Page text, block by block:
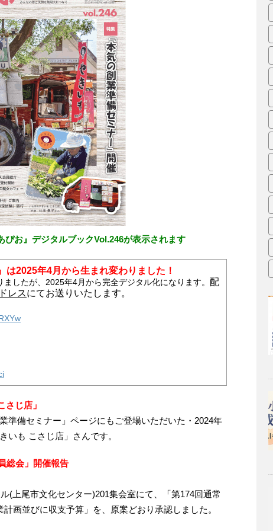
お』デジタルブックVol.246が表示されます
2025年4月から生まれ変わりました！
したが、2025年4月から完全デジタル化になります。 配
レスにてお送りいたします。
じ店」
準備セミナー」ページにもご登場いただいた・2024年
いも こさじ店」さんです。
総会」開催報告
(上尾市文化センター)201集会室にて、「第174回通常
画並びに収支予算」を、原案どおり承認しました。